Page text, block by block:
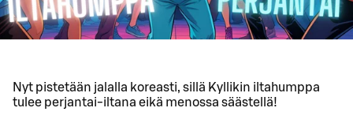
Nyt pistetään jalalla koreasti, sillä Kyllikin iltahumppa
tulee perjantai-iltana eikä menossa säästellä!